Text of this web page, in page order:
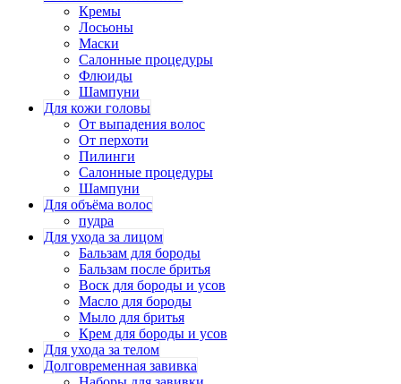
Кремы
Лосьоны
Маски
Салонные процедуры
Флюиды
Шампуни
Для кожи головы
От выпадения волос
От перхоти
Пилинги
Салонные процедуры
Шампуни
Для объёма волос
пудра
Для ухода за лицом
Бальзам для бороды
Бальзам после бритья
Воск для бороды и усов
Масло для бороды
Мыло для бритья
Крем для бороды и усов
Для ухода за телом
Долговременная завивка